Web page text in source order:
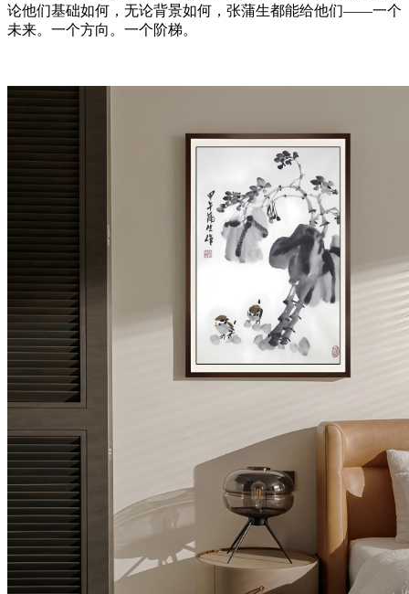
论他们基础如何，无论背景如何，张蒲生都能给他们——一个
未来。一个方向。一个阶梯。